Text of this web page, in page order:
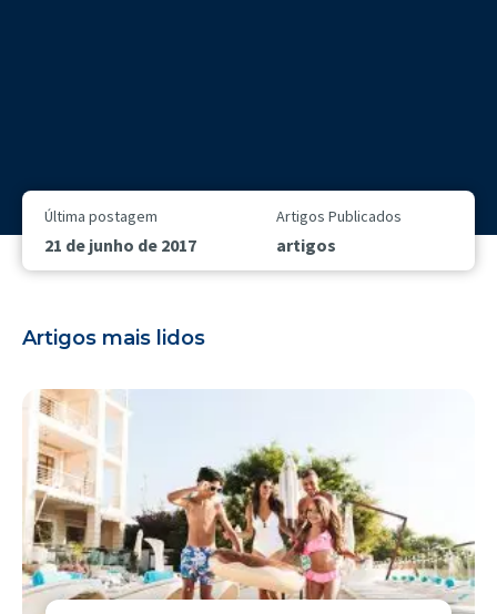
Última postagem
21 de junho de 2017
Artigos Publicados
artigos
Artigos mais lidos